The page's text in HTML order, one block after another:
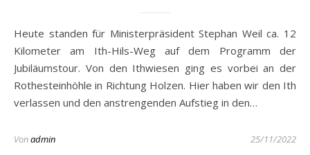
Heute standen für Ministerpräsident Stephan Weil ca. 12
Kilometer am Ith-Hils-Weg auf dem Programm der
Jubiläumstour. Von den Ithwiesen ging es vorbei an der
Rothesteinhöhle in Richtung Holzen. Hier haben wir den Ith
verlassen und den anstrengenden Aufstieg in den…
Vonadmin 25/11/2022